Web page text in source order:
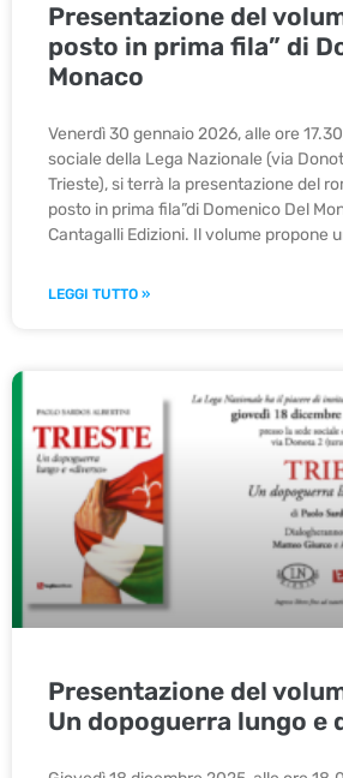
Presentazione del
posto in prima fila” di
Monaco
Venerdì 30 gennaio 2026, alle ore
sociale della Lega Nazionale (via
Trieste), si terrà la presentazione del
posto in prima fila”di Domenico Del
Cantagalli Edizioni. Il volume propone
LEGGI TUTTO »
Presentazione del
Un dopoguerra lungo e